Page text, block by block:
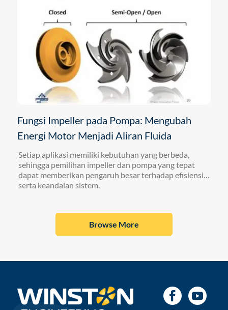
Fungsi Impeller pada Pompa: Mengubah
Energi Motor Menjadi Aliran Fluida
Setiap aplikasi memiliki kebutuhan yang berbeda,
sehingga pemilihan impeller dan pompa yang tepat
dapat memberikan pengaruh besar terhadap efisiensi
serta keandalan sistem.
Browse More